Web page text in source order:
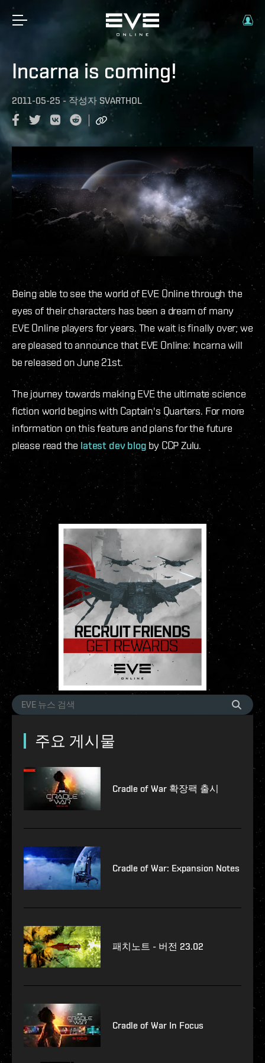
Incarna is coming!
2011-05-25 - 작성자 SVARTHOL
Being able to see the world of EVE Online through the
eyes of their characters has been a dream of many
EVE Online players for years. The wait is finally over; we
are pleased to announce that EVE Online: Incarna will
be released on June 21st.
The journey towards making EVE the ultimate science
fiction world begins with Captain's Quarters. For more
information on this feature and plans for the future
please read the latest dev blog by CCP Zulu.
주요 게시물
Cradle of War 확장팩 출시
Cradle of War: Expansion Notes
패치노트 - 버전 23.02
Cradle of War In Focus